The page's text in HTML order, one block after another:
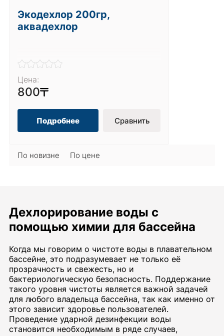
Экодехлор 200гр,
аквадехлор
Цена:
800
Подробнее Сравнить
По новизне По цене
Дехлорирование воды с
помощью химии для бассейна
Когда мы говорим о чистоте воды в плавательном
бассейне, это подразумевает не только её
прозрачность и свежесть, но и
бактериологическую безопасность. Поддержание
такого уровня чистоты является важной задачей
для любого владельца бассейна, так как именно от
этого зависит здоровье пользователей.
Проведение ударной дезинфекции воды
становится необходимым в ряде случаев,